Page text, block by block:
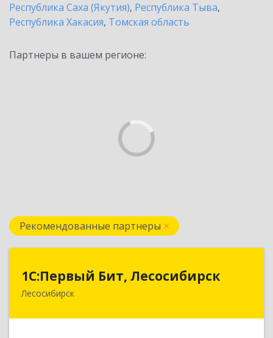
Республика Саха (Якутия), Республика Тыва,
Республика Хакасия, Томская область
Партнеры в вашем регионе:
Рекомендованные партнеры
1С:Первый Бит, Лесосибирск
Лесосибирск
1С:Первый Бит, Лесосибирск
662544, Красноярский край, Лесосибирск г,